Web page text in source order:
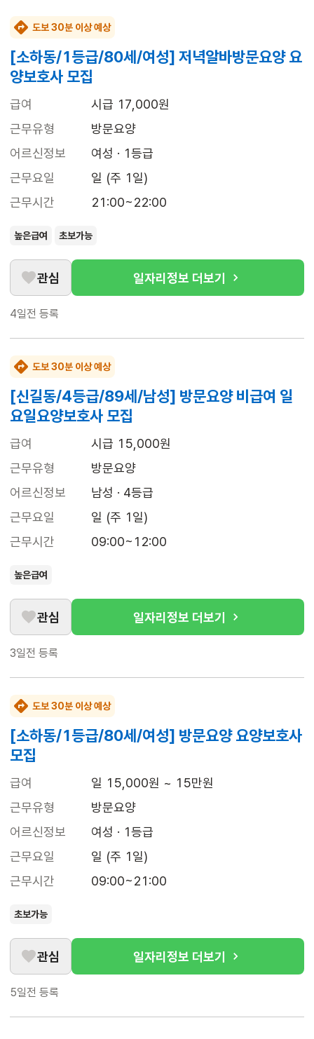
도보 30분 이상 예상
[소하동/1등급/80세/여성] 저녁알바방문요양 요
양보호사 모집
급여
시급 17,000원
근무유형
방문요양
어르신정보
여성 · 1등급
근무요일
일 (주 1일)
근무시간
21:00~22:00
높은급여 초보가능
관심 일자리정보 더보기
4일전 등록
도보 30분 이상 예상
[신길동/4등급/89세/남성] 방문요양 비급여 일
요일요양보호사 모집
급여
시급 15,000원
근무유형
방문요양
어르신정보
남성 · 4등급
근무요일
일 (주 1일)
근무시간
09:00~12:00
높은급여
관심 일자리정보 더보기
3일전 등록
도보 30분 이상 예상
[소하동/1등급/80세/여성] 방문요양 요양보호사
모집
급여
일 15,000원 ~ 15만원
근무유형
방문요양
어르신정보
여성 · 1등급
근무요일
일 (주 1일)
근무시간
09:00~21:00
초보가능
관심 일자리정보 더보기
5일전 등록